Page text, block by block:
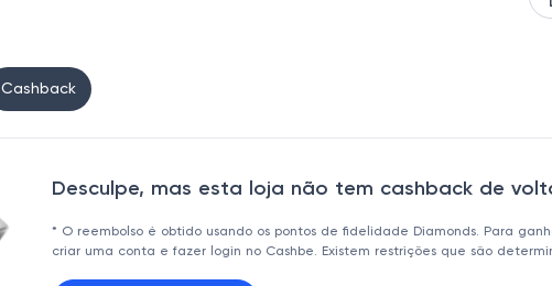
Cashback
Desculpe, mas esta loja não tem cashback de
* O reembolso é obtido usando os pontos de fidelidade Diamonds. Para
criar uma conta e fazer login no Cashbe. Existem restrições que são